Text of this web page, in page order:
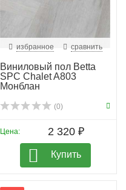
избранное сравнить
Виниловый пол Betta
SPC Chalet A803
Монблан
(0)
Цена: 2 320 ₽
Купить